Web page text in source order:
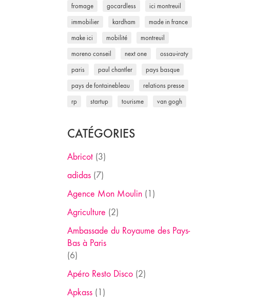
fromage gocardless ici montreuil
immobilier kardham made in france
make ici mobilité montreuil
moreno conseil next one ossau-iraty
paris paul chantler pays basque
pays de fontainebleau relations presse
rp startup tourisme van gogh
CATÉGORIES
Abricot(3)
adidas(7)
Agence Mon Moulin(1)
Agriculture (2)
Ambassade du Royaume des Pays-
Bas à Paris
(6)
Apéro Resto Disco(2)
Apkass(1)